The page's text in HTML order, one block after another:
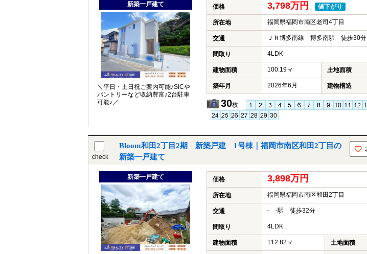
新築一戸建て
＼平日・土日祝ご案内可能♪SICや
パントリーなど収納豊富♪2台駐車
可能♪／
価格 3,798万円 値下がり
所在地 福岡県福岡市南区老司4丁目
交通 ＪＲ博多南線 博多南駅 徒歩30分
間取り 4LDK
建物面積 100.19㎡ 土地面積
築年月 2026年6月 建物構造
30枚
check
Bloom和田2丁目2期 新築戸建 1号棟｜福岡市南区和田2丁目の
新築一戸建て
新築一戸建て 価格 3,898万円
所在地 福岡県福岡市南区和田2丁目
交通 - -駅 徒歩32分
間取り 4LDK
建物面積 112.82㎡ 土地面積